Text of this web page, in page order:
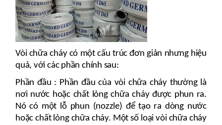
Vòi chữa cháy có một cấu trúc đơn giản nhưng hiệu
quả, với các phần chính sau:
Phần đầu : Phần đầu của vòi chữa cháy thường là
nơi nước hoặc chất lỏng chữa cháy được phun ra.
Nó có một lỗ phun (nozzle) để tạo ra dòng nước
hoặc chất lỏng chữa cháy. Một số loại vòi chữa cháy